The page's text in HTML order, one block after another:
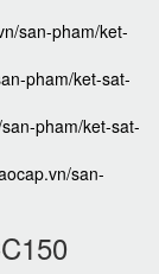
san-pham/ket-
pham/ket-sat-
pham/ket-sat-
san-